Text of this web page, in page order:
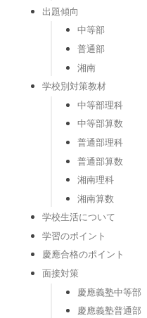
出題傾向
中等部
普通部
湘南
学校別対策教材
中等部理科
中等部算数
普通部理科
普通部算数
湘南理科
湘南算数
学校生活について
学習のポイント
慶應合格のポイント
面接対策
慶應義塾中等部
慶應義塾普通部